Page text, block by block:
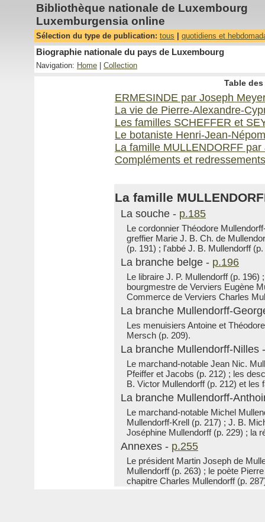
Bibliothèque nationale de Luxembourg
Luxemburgensia online
Sélection du type de publication: tous quotidiens et
Biographie nationale du pays de Luxembourg
Navigation: Home Collection
Table
ERMESINDE par Joseph
La vie de Pierre-Alexandre-
Les familles SCHEFFER et
Le botaniste Henri-Jean-
La famille MULLENDORFF
Compléments et redressements
La famille
La souche - p.185
Le cordonnier Théodore
greffier Marie J. B. Ch. de
(p. 191) ; l'abbé J. B. Mullendorff
La branche belge - p.196
Le libraire J. P. Mullendorff (p.
bourgmestre de Verviers Eugène
Commerce de Verviers Charles
La branche Mullendorff-
Les menuisiers Antoine et
Mersch (p. 209).
La branche Mullendorff-Nilles
Le marchand-notable Jean Nic.
Pfeiffer et Jacobs (p. 212) ; les
B. Victor Mullendorff (p. 212) et les
La branche Mullendorff-
Le marchand-notable Michel
Mullendorff-Krell (p. 217) ; J. B.
Joséphine Mullendorff (p. 229) ; la
Annexes - p.255
Le président Martin Joseph de
Mullendorff (p. 263) ; le poète
chapitre Charles Mullendorff (p.